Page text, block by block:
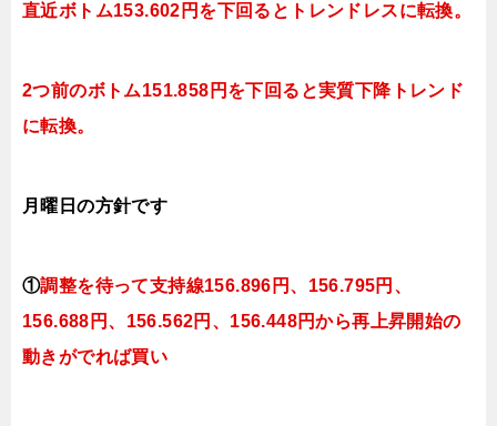
直近ボトム153.602円を下回ると トレンドレスに転換。
2つ前のボトム151.858円を下回ると実質下降トレンド
に転換。
月曜日の方針です
①調整を待って支持線156.896円、156.795円 、
156.688円、156.562円、156.448円から再上昇開始の
動きがでれば買い